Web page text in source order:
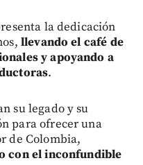
la dedicación
llevando el café de
y apoyando a
.
su legado y su
para ofrecer una
de Colombia,
con el inconfundible